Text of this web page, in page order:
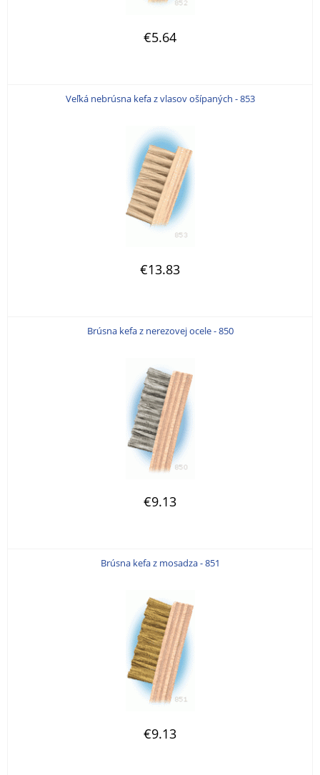
€5.64
Veľká nebrúsna kefa z vlasov ošípaných - 853
€13.83
Brúsna kefa z nerezovej ocele - 850
€9.13
Brúsna kefa z mosadza - 851
€9.13